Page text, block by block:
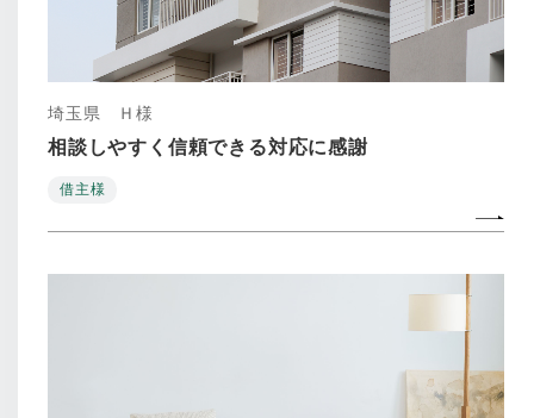
埼玉県 Ｈ様
相談しやすく信頼できる対応に感謝
借主様